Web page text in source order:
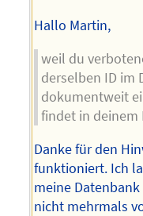
Hallo Martin,
weil du
derselben ID im
dokumentweit
findet in deinem
Danke für den
funktioniert. Ich
meine
nicht mehrmals